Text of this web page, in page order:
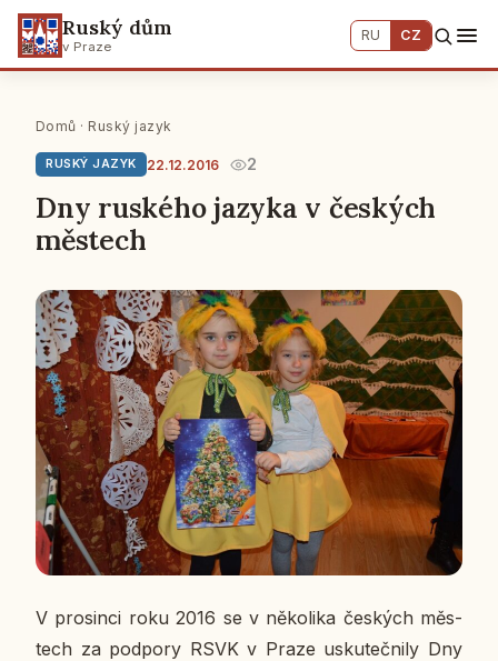
Ruský dům
v Praze
RU CZ
Domů · Ruský jazyk
RUSKÝ JAZYK 22.12.2016 2
Dny ruského jazyka v českých
městech
V pro­sin­ci roku 2016 se v ně­ko­li­ka čes­kých měs­
tech za pod­po­ry RSVK v Praze usku­teč­ni­ly Dny